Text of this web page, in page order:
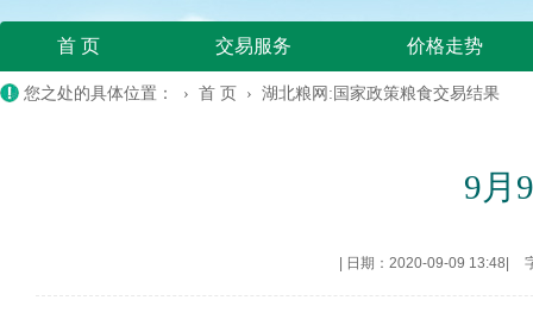
首 页 交易服务 价格走势
您之处的具体位置： › 首 页 › 湖北粮网:国家政策粮食交易结果
9月
日期：2020-09-09 13:48